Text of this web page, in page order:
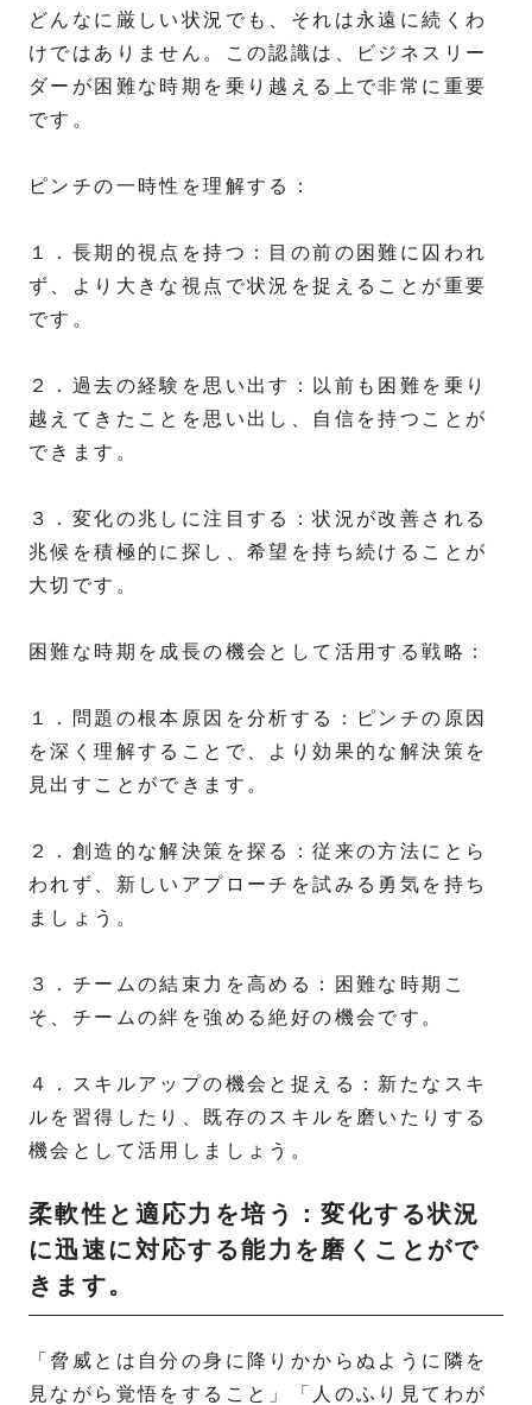
どんなに厳しい状況でも、それは永遠に続くわ
けではありません。この認識は、ビジネスリー
ダーが困難な時期を乗り越える上で非常に重要
です。
ピンチの一時性を理解する：
１．長期的視点を持つ：目の前の困難に囚われ
ず、より大きな視点で状況を捉えることが重要
です。
２．過去の経験を思い出す：以前も困難を乗り
越えてきたことを思い出し、自信を持つことが
できます。
３．変化の兆しに注目する：状況が改善される
兆候を積極的に探し、希望を持ち続けることが
大切です。
困難な時期を成長の機会として活用する戦略：
１．問題の根本原因を分析する：ピンチの原因
を深く理解することで、より効果的な解決策を
見出すことができます。
２．創造的な解決策を探る：従来の方法にとら
われず、新しいアプローチを試みる勇気を持ち
ましょう。
３．チームの結束力を高める：困難な時期こ
そ、チームの絆を強める絶好の機会です。
４．スキルアップの機会と捉える：新たなスキ
ルを習得したり、既存のスキルを磨いたりする
機会として活用しましょう。
柔軟性と適応力を培う：変化する状況
に迅速に対応する能力を磨くことがで
きます。
「脅威とは自分の身に降りかからぬように隣を
見ながら覚悟をすること」「人のふり見てわが